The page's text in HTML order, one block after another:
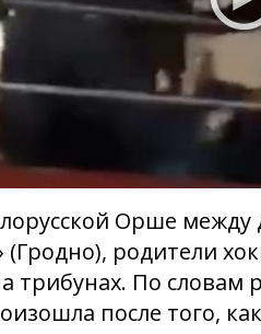
Орше
родители
трибунах. По словам
после того,